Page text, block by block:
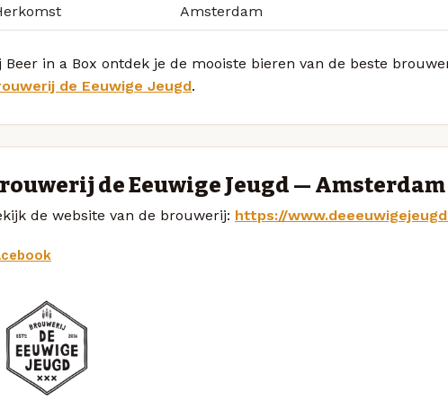
Amsterdam
Beer in a Box ontdek je de mooiste bieren van de beste
de Eeuwige Jeugd.
de Eeuwige Jeugd — Amsterdam
de website van de brouwerij: https://